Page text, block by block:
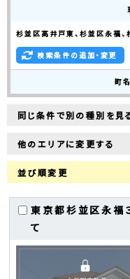
杉並区高井戸東、杉並区永福
検索条件の追加・変更
町
同じ条件で別の種別を見
他のエリアに変更する
並び順変更
東京都杉並区永福
て